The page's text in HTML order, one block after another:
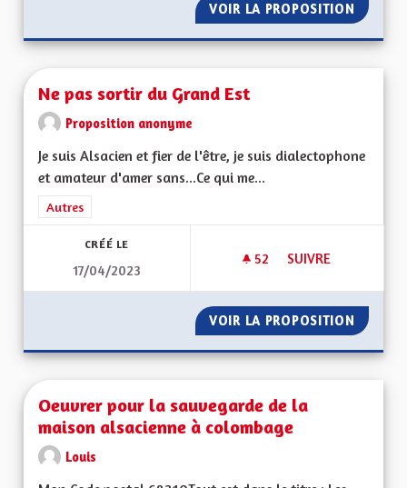
VOIR LA PROPOSITION
Ne pas sortir du Grand Est
Proposition anonyme
Je suis Alsacien et fier de l'être, je suis dialectophone
et amateur d'amer sans...Ce qui me...
Filtrer les résultats de la catégorie : Autres
Autres
CRÉÉ LE
17/04/2023
52 52 ABONNÉS
SUIVRE
VOIR LA PROPOSITION NE
Oeuvrer pour la sauvegarde de la
maison alsacienne à colombage
Louis